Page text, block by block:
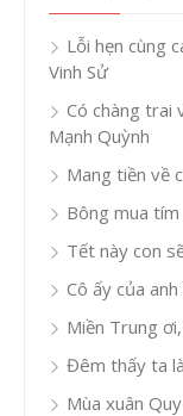
Lỗi hẹn cùng
Vinh Sử
Có chàng trai
Mạnh Quỳnh
Mang tiền về
Bông mua
Tết này con
Cô ấy của
Miền Trung
Đêm thấy ta
Mùa xuân